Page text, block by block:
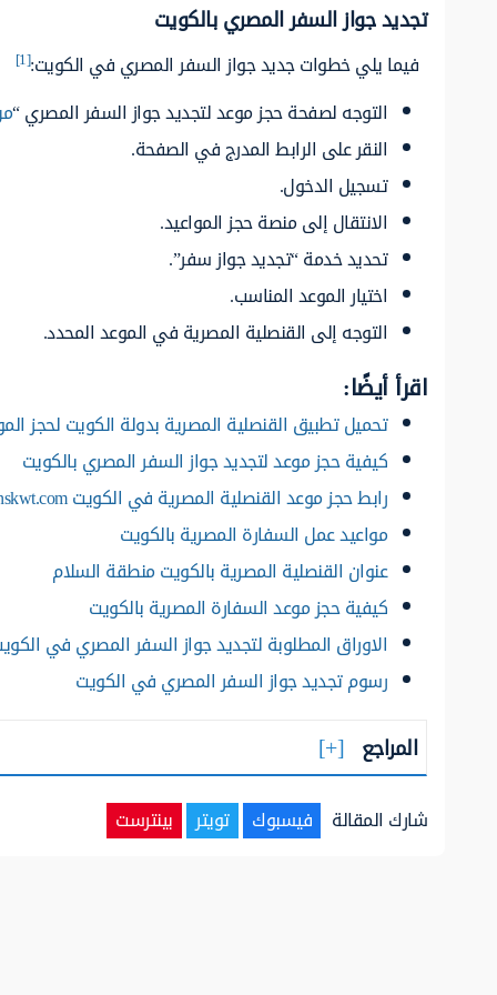
تجديد جواز السفر المصري بالكويت
فيما يلي خطوات جديد جواز السفر المصري في الكويت:[1]
التوجه لصفحة حجز موعد لتجديد جواز السفر المصري “
النقر على الرابط المدرج في الصفحة.
تسجيل الدخول.
الانتقال إلى منصة حجز المواعيد.
تحديد خدمة “تجديد جواز سفر”.
اختيار الموعد المناسب.
التوجه إلى القنصلية المصرية في الموعد المحدد.
اقرأ أيضًا:
تحميل تطبيق القنصلية المصرية بدولة الكويت لحجز
كيفية حجز موعد لتجديد جواز السفر المصري بالكويت
رابط حجز موعد القنصلية المصرية في الكويت egyconskwt.com
مواعيد عمل السفارة المصرية بالكويت
عنوان القنصلية المصرية بالكويت منطقة السلام
كيفية حجز موعد السفارة المصرية بالكويت
الاوراق المطلوبة لتجديد جواز السفر المصري في
رسوم تجديد جواز السفر المصري في الكويت
المراجع
شارك المقالة فيسبوك تويتر بينترست